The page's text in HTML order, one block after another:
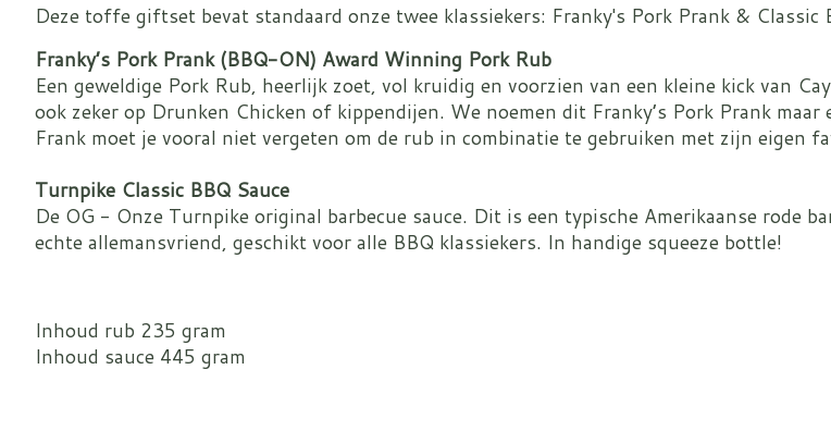
Deze toffe giftset bevat standaard onze twee klassiekers: Franky's Pork Prank &
Franky’s Pork Prank (BBQ-ON) Award Winning Pork Rub
Een geweldige Pork Rub, heerlijk zoet, vol kruidig en voorzien van een kleine kick van
ook zeker op Drunken Chicken of kippendijen. We noemen dit Franky’s Pork Prank
Frank moet je vooral niet vergeten om de rub in combinatie te gebruiken met zijn eigen
Turnpike Classic BBQ Sauce
De OG - Onze Turnpike original barbecue sauce. Dit is een typische Amerikaanse rode
echte allemansvriend, geschikt voor alle BBQ klassiekers. In handige squeeze bottle!
Inhoud rub 235 gram
Inhoud sauce 445 gram